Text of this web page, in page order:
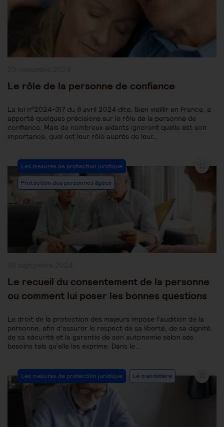
Le rôle de la personne de confiance
La loi n°2024-317 du 8 avril 2024 dite, Bien vieillir en France, a
apporté quelques précisions sur le rôle de la personne de
confiance. Mais de nombreux aidants ignorent quelle est son
importance, quel est leur rôle auprès de leur…
Post
Category:
Les mesures de protection juridique
Protection des personnes âgées
Le recueil du consentement de la personne
ou comment lui poser les bonnes questions
Le droit de la protection des majeurs impose l’audition de la
personne, afin d’assurer le respect de sa liberté, de sa dignité,
de sa sécurité et la garantie de son autonomie selon ses
besoins tels qu’elle les exprime. Dans le…
Post
Category:
Les mesures de protection juridique Le mandataire